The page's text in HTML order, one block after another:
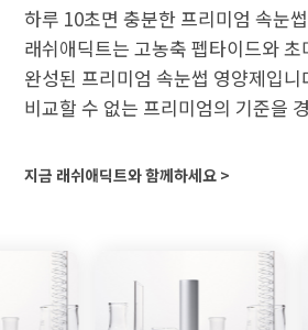
하루 10초면 충분한 프리미엄 속눈
래쉬애딕트는 고농축 펩타이드와 초
완성된 프리미엄 속눈썹 영양제입니
비교할 수 없는 프리미엄의 기준을
지금 래쉬애딕트와 함께하세요 >